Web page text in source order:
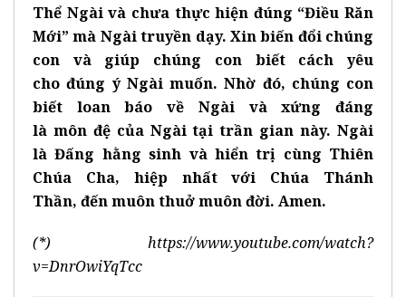
Thể Ngài và chưa thực hiện đúng “Điều Răn
Mới” mà Ngài truyền dạy. Xin biến đổi chúng
con và giúp chúng con biết cách yêu
cho đúng ý Ngài muốn. Nhờ đó, chúng con
biết loan báo về Ngài và xứng đáng
là môn đệ của Ngài tại trần gian này. Ngài
là Đấng hằng sinh và hiển trị cùng Thiên
Chúa Cha, hiệp nhất với Chúa Thánh
Thần, đến muôn thuởmuônđời. Amen.
(*)
https://www.youtube.com/watch?
v=DnrOwiYqTcc